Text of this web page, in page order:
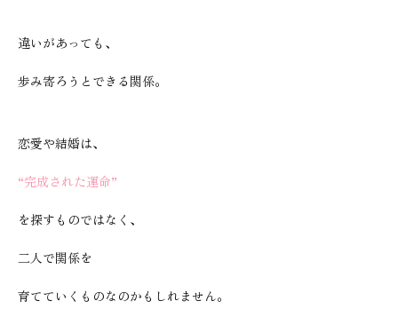
違いがあっても、
歩み寄ろうとできる関係。
恋愛や結婚は、
“完成された運命”
を探すものではなく、
二人で関係を
育てていくものなのかもしれません。